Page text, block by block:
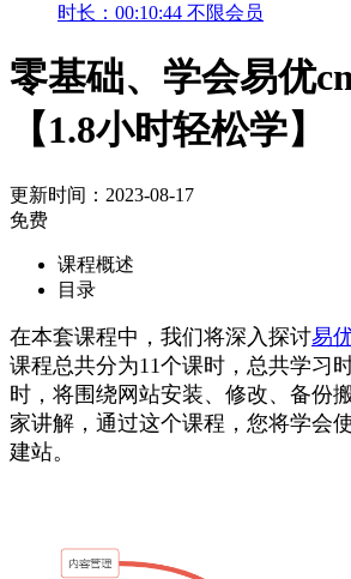
时长：00:10:44 不限会员
零基础、学会易优
【1.8小时轻松学】
更新时间：2023-08-17
免费
课程概述
目录
在本套课程中，我们将深入探讨易
课程总共分为11个课时，总共学习
时，将围绕网站安装、修改、备份
家讲解，通过这个课程，您将学会
建站。